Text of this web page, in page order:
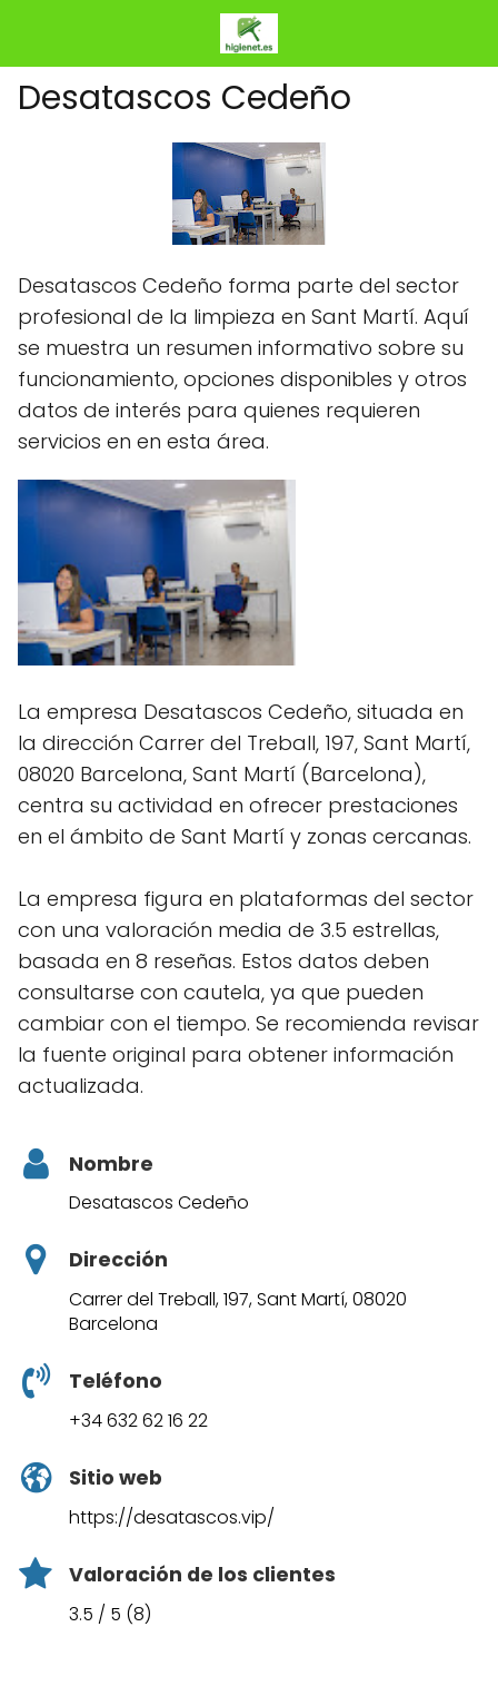
Desatascos Cedeño
Desatascos Cedeño forma parte del sector
profesional de la limpieza en Sant Martí. Aquí
se muestra un resumen informativo sobre su
funcionamiento, opciones disponibles y otros
datos de interés para quienes requieren
servicios en en esta área.
La empresa Desatascos Cedeño, situada en
la dirección Carrer del Treball, 197, Sant Martí,
08020 Barcelona, Sant Martí (Barcelona),
centra su actividad en ofrecer prestaciones
en el ámbito de Sant Martí y zonas cercanas.
La empresa figura en plataformas del sector
con una valoración media de 3.5 estrellas,
basada en 8 reseñas. Estos datos deben
consultarse con cautela, ya que pueden
cambiar con el tiempo. Se recomienda revisar
la fuente original para obtener información
actualizada.
Nombre
Desatascos Cedeño
Dirección
Carrer del Treball, 197, Sant Martí, 08020
Barcelona
Teléfono
+34 632 62 16 22
Sitio web
https://desatascos.vip/
Valoración de los clientes
3.5 / 5 (8)